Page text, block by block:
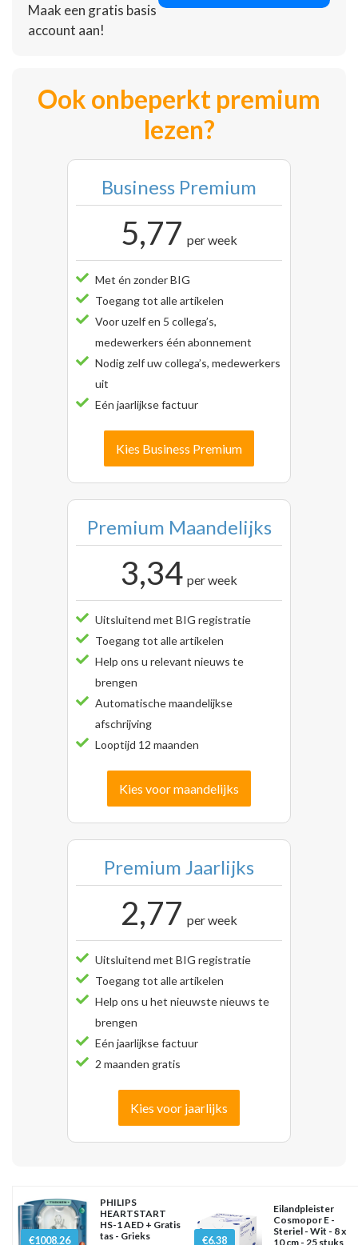
Maak een gratis basis
account aan!
Ook onbeperkt premium
lezen?
Business Premium
5,77 per week
Met én zonder BIG
Toegang tot alle artikelen
Voor uzelf en 5 collega’s,
medewerkers één abonnement
Nodig zelf uw collega’s, medewerkers
uit
Eén jaarlijkse factuur
Kies Business Premium
Premium Maandelijks
3,34 per week
Uitsluitend met BIG registratie
Toegang tot alle artikelen
Help ons u relevant nieuws te
brengen
Automatische maandelijkse
afschrijving
Looptijd 12 maanden
Kies voor maandelijks
Premium Jaarlijks
2,77 per week
Uitsluitend met BIG registratie
Toegang tot alle artikelen
Help ons u het nieuwste nieuws te
brengen
Eén jaarlijkse factuur
2 maanden gratis
Kies voor jaarlijks
€1008.26
PHILIPS
HEARTSTART
HS-1 AED + Gratis
tas - Grieks
€6.38
Eilandpleister
Cosmopor E -
Steriel - Wit - 8 x
10 cm - 25 stuks